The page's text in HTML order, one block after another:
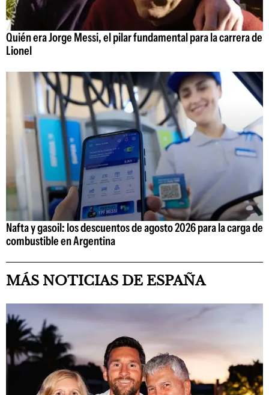
Quién era Jorge Messi, el pilar fundamental para la carrera de
Lionel
Nafta y gasoil: los descuentos de agosto 2026 para la carga de
combustible en Argentina
MÁS NOTICIAS DE ESPAÑA